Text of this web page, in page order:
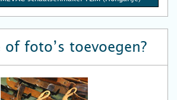
of foto’s toevoegen?